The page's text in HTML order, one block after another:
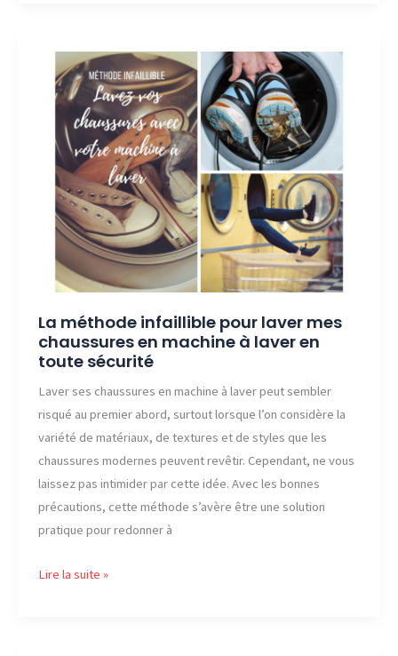
votre
jeune
enfant ?
La méthode infaillible pour laver mes
chaussures en machine à laver en
toute sécurité
Laver ses chaussures en machine à laver peut sembler
risqué au premier abord, surtout lorsque l’on considère la
variété de matériaux, de textures et de styles que les
chaussures modernes peuvent revêtir. Cependant, ne vous
laissez pas intimider par cette idée. Avec les bonnes
précautions, cette méthode s’avère être une solution
pratique pour redonner à
La
Lire la suite »